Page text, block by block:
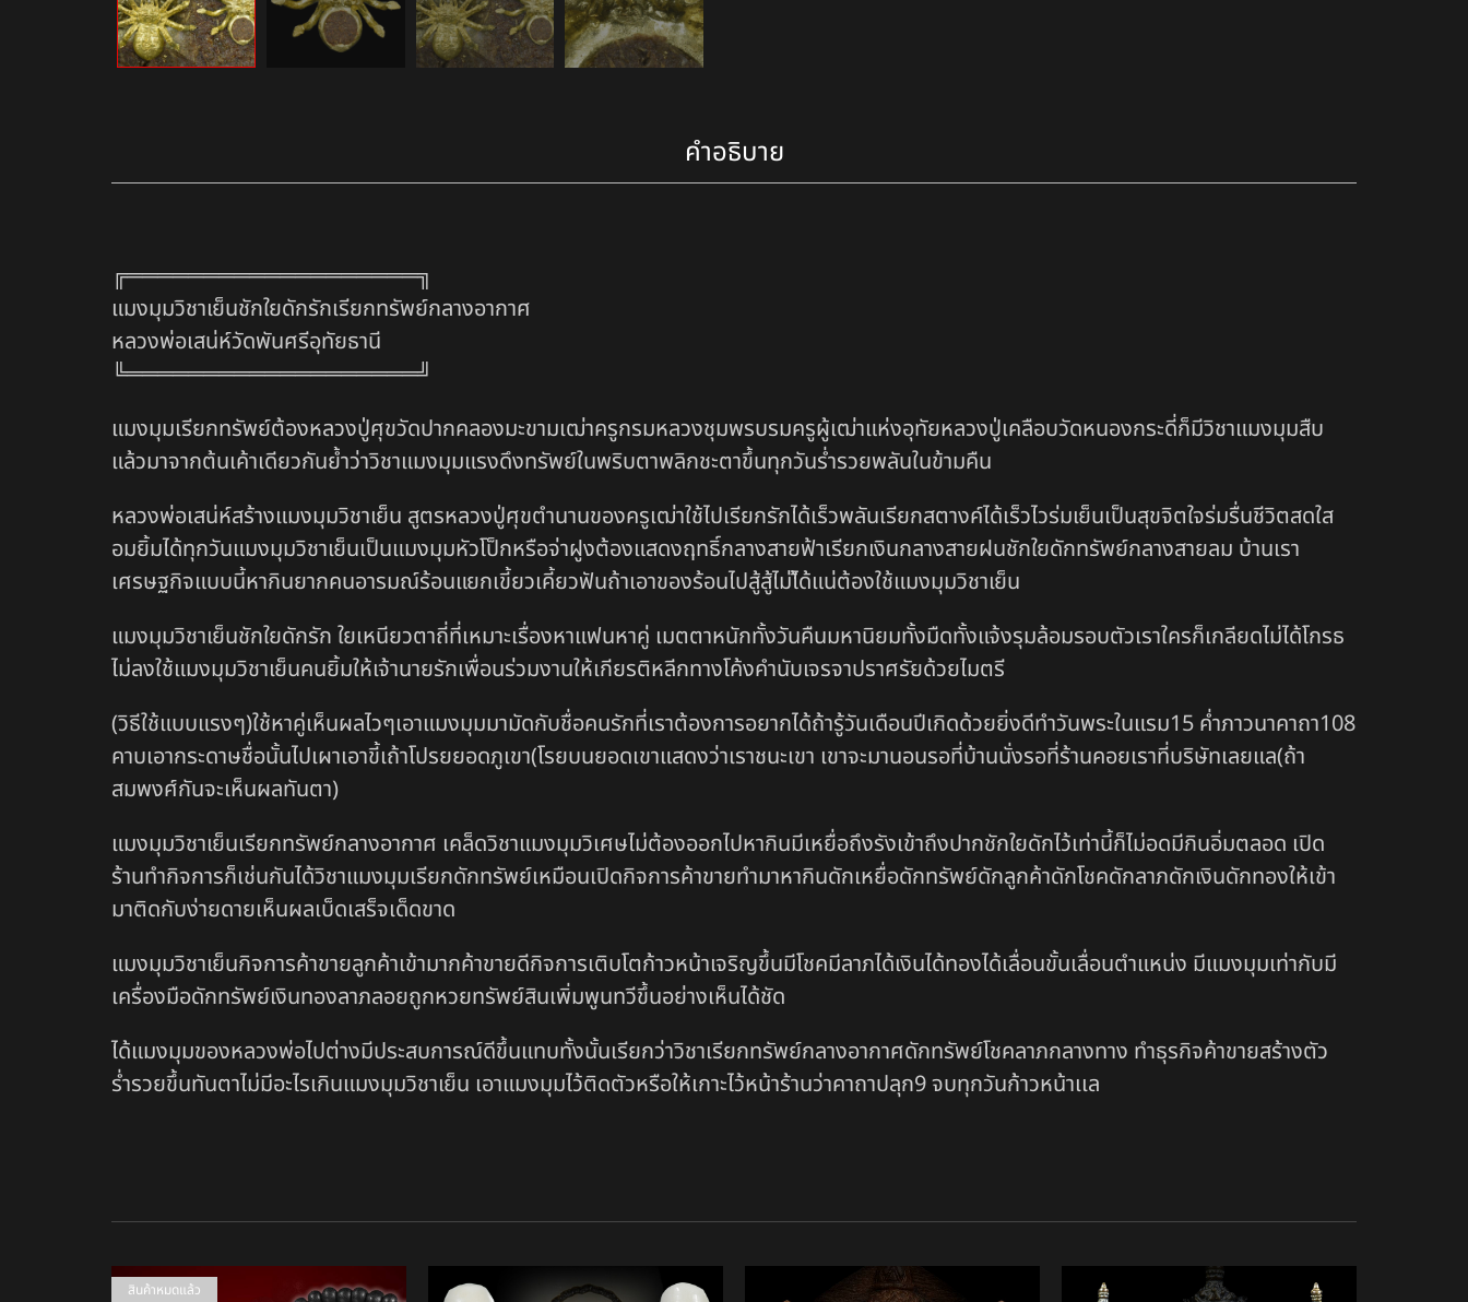
คำอธิบาย
╔═══════════════════╗
แมงมุมวิชาเย็นชักใยดักรักเรียกทรัพย์กลางอากาศ
หลวงพ่อเสน่ห์วัดพันศรีอุทัยธานี
╚═══════════════════╝
แมงมุมเรียกทรัพย์ต้องหลวงปู่ศุขวัดปากคลองมะขามเฒ่าครูกรมหลวงชุมพรบรมครูผู้เฒ่าแห่งอุทัยหลวงปู่เคลือบวัดหนองกระดี่ก็มีวิชาแมงมุมสืบ
แล้วมาจากต้นเค้าเดียวกันย้ำว่าวิชาแมงมุมแรงดึงทรัพย์ในพริบตาพลิกชะตาขึ้นทุกวันร่ำรวยพลันในข้ามคืน
หลวงพ่อเสน่ห์สร้างแมงมุมวิชาเย็น สูตรหลวงปู่ศุขตำนานของครูเฒ่าใช้ไปเรียกรักได้เร็วพลันเรียกสตางค์ได้เร็วไวร่มเย็นเป็นสุขจิตใจร่มรื่นชีวิตสดใส
อมยิ้มได้ทุกวันแมงมุมวิชาเย็นเป็นแมงมุมหัวโป็กหรือจ่าฝูงต้องแสดงฤทธิ์กลางสายฟ้าเรียกเงินกลางสายฝนชักใยดักทรัพย์กลางสายลม บ้านเรา
เศรษฐกิจแบบนี้หากินยากคนอารมณ์ร้อนแยกเขี้ยวเคี้ยวฟันถ้าเอาของร้อนไปสู้สู้ไม่ไ้ด้แน่ต้องใช้แมงมุมวิชาเย็น
แมงมุมวิชาเย็นชักใยดักรัก ใยเหนียวตาถี่ที่เหมาะเรื่องหาแฟนหาคู่ เมตตาหนักทั้งวันคืนมหานิยมทั้งมืดทั้งแจ้งรุมล้อมรอบตัวเราใครก็เกลียดไม่ได้โกรธ
ไม่ลงใช้แมงมุมวิชาเย็นคนยิ้มให้เจ้านายรักเพื่อนร่วมงานให้เกียรติหลีกทางโค้งคำนับเจรจาปราศรัยด้วยไมตรี
(วิธีใช้แบบแรงๆ)ใช้หาคู่เห็นผลไวๆเอาแมงมุมมามัดกับชื่อคนรักที่เราต้องการอยากได้ถ้ารู้วันเดือนปีเกิดด้วยยิ่งดีทำวันพระในแรม15 ค่ำภาวนาคาถา108
คาบเอากระดาษชื่อนั้นไปเผาเอาขี้เถ้าโปรยยอดภูเขา(โรยบนยอดเขาแสดงว่าเราชนะเขา เขาจะมานอนรอที่บ้านนั่งรอที่ร้านคอยเราที่บริษัทเลยแล(ถ้า
สมพงศ์กันจะเห็นผลทันตา)
แมงมุมวิชาเย็นเรียกทรัพย์กลางอากาศ เคล็ดวิชาแมงมุมวิเศษไม่ต้องออกไปหากินมีเหยื่อถึงรังเข้าถึงปากชักใยดักไว้เท่านี้ก็ไม่อดมีกินอิ่มตลอด เปิด
ร้านทำกิจการก็เช่นกันได้วิชาแมงมุมเรียกดักทรัพย์เหมือนเปิดกิจการค้าขายทำมาหากินดักเหยื่อดักทรัพย์ดักลูกค้าดักโชคดักลาภดักเงินดักทองให้เข้า
มาติดกับง่ายดายเห็นผลเบ็ดเสร็จเด็ดขาด
แมงมุมวิชาเย็นกิจการค้าขายลูกค้าเข้ามากค้าขายดีกิจการเติบโตก้าวหน้าเจริญขึ้นมีโชคมีลาภได้เงินได้ทองได้เลื่อนขั้นเลื่อนตำแหน่ง มีแมงมุมเท่ากับมี
เครื่องมือดักทรัพย์เงินทองลาภลอยถูกหวยทรัพย์สินเพิ่มพูนทวีขึ้นอย่างเห็นได้ชัด
ได้แมงมุมของหลวงพ่อไปต่างมีประสบการณ์ดีขึ้นแทบทั้งนั้นเรียกว่าวิชาเรียกทรัพย์กลางอากาศดักทรัพย์โชคลาภกลางทาง ทำธุรกิจค้าขายสร้างตัว
ร่ำรวยขึ้นทันตาไม่มีอะไรเกินแมงมุมวิชาเย็น เอาแมงมุมไว้ติดตัวหรือให้เกาะไว้หน้าร้านว่าคาถาปลุก9 จบทุกวันก้าวหน้าเเล
สินค้าหมดแล้ว